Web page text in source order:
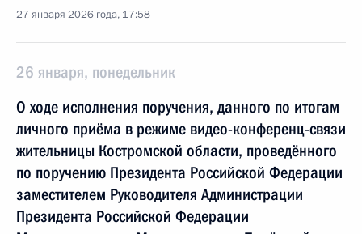
27 января 2026 года, 17:58
26 января, понедельник
О ходе исполнения поручения, данного по итогам
личного приёма в режиме видео-конференц-связи
жительницы Костромской области, проведённого
по поручению Президента Российской Федерации
заместителем Руководителя Администрации
Президента Российской Федерации